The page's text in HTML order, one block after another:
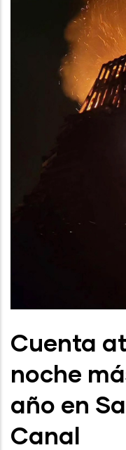
Cuenta
noche
año en
Canal